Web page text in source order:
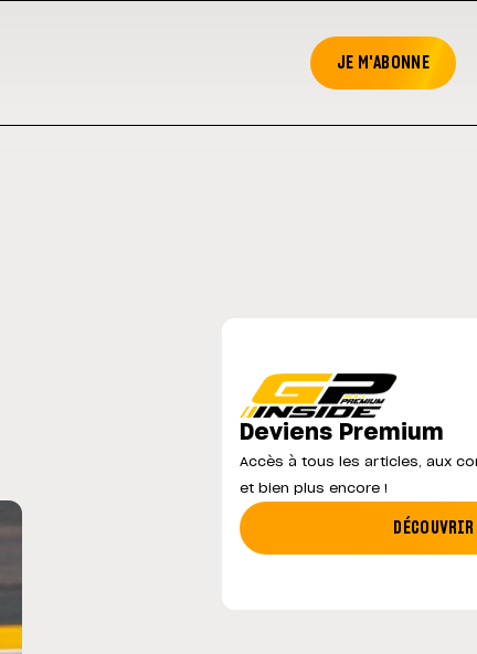
JE M'ABONNE
et vise un retour en
MotoGP : les cinq
Deviens Premium
Accès à tous les articles, aux
et bien plus encore !
DÉCOUVRIR